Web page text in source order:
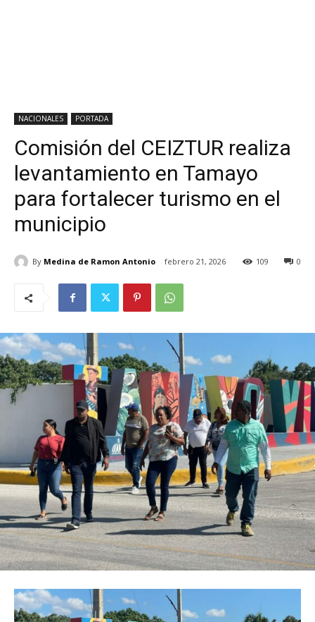
NACIONALES PORTADA
Comisión del CEIZTUR realiza
levantamiento en Tamayo
para fortalecer turismo en el
municipio
By Medina de Ramon Antonio febrero 21, 2026 0
109